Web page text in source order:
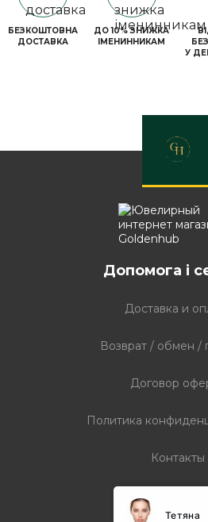
БЕЗКОШТОВНА
ДОСТАВКА
ДО 10% ЗНИЖКА
ІМЕНИННИКАМ
У
Допомога і
Доставка и
Возврат / обмен /
Договор
Политика
Контакты